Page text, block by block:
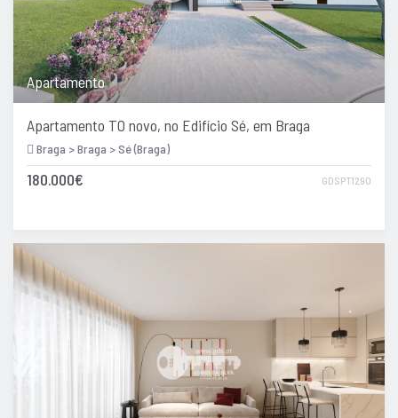
Apartamento
Apartamento T0 novo, no Edifício Sé, em Braga
Braga > Braga > Sé (Braga)
GDSPT1290
180.000€